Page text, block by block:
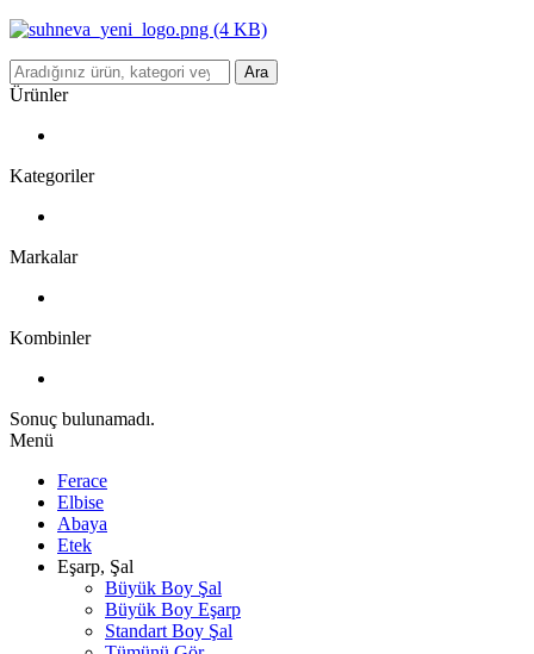
Ara
Ürünler
Kategoriler
Markalar
Kombinler
Sonuç bulunamadı.
Menü
Ferace
Elbise
Abaya
Etek
Eşarp, Şal
Büyük Boy Şal
Büyük Boy Eşarp
Standart Boy Şal